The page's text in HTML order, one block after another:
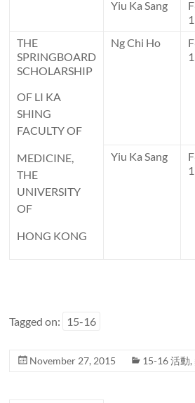
Yiu Ka Sang
THE
SPRINGBOARD
SCHOLARSHIP
OF LI KA
SHING
FACULTY OF
MEDICINE,
THE
UNIVERSITY
OF
HONG KONG
Ng Chi Ho
Yiu Ka Sang
Tagged on: 15-16
November 27, 2015 15-16 活動,